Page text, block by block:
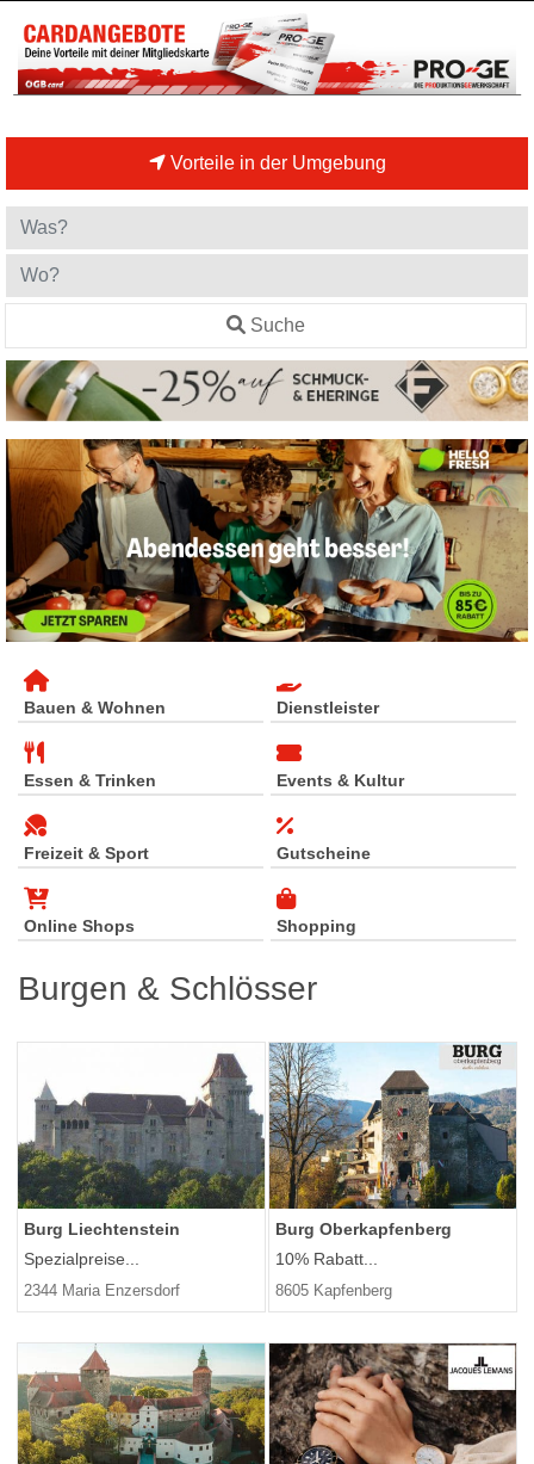
Vorteile in der Umgebung
Suche
Bauen & Wohnen Dienstleister
Essen & Trinken Events & Kultur
Freizeit & Sport Gutscheine
Online Shops Shopping
Burgen & Schlösser
Burg Liechtenstein
Spezialpreise...
2344 Maria Enzersdorf
Burg Oberkapfenberg
10% Rabatt...
8605 Kapfenberg